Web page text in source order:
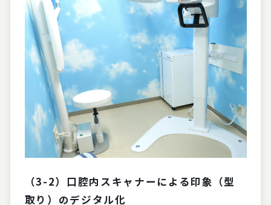
（3-2）口腔内スキャナーによる印象（型
取り）のデジタル化